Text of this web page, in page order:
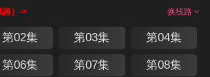
换线路
路）->
第02集 第03集 第04集
第06集 第07集 第08集